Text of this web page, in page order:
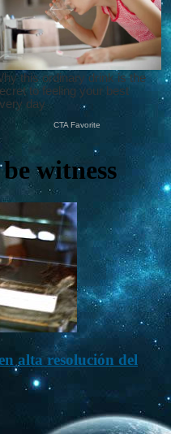
witness
alta resolución del